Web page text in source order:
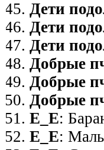
Дети
Дети
Дети
Добрые
Добрые
Добрые
Е_Е:
Е_Е: